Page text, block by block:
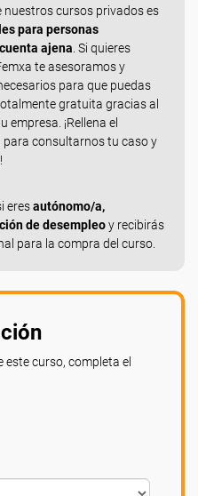
nuestros cursos privados es
para personas
ajena . Si quieres
te asesoramos y
para que puedas
gratuita gracias al
empresa. ¡Rellena el
consultarnos tu caso y
eresautónomo/a,
de desempleoy recibirás
para la compra del curso.
curso, completa el